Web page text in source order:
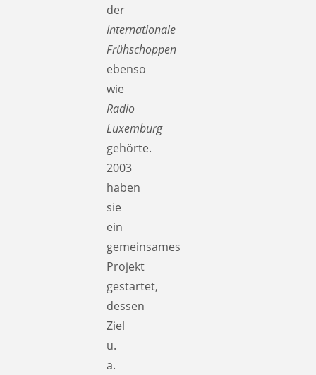
der
Internationale
Frühschoppen
ebenso
wie
Radio
Luxemburg
gehörte.
2003
haben
sie
ein
gemeinsames
Projekt
gestartet,
dessen
Ziel
u.
a.